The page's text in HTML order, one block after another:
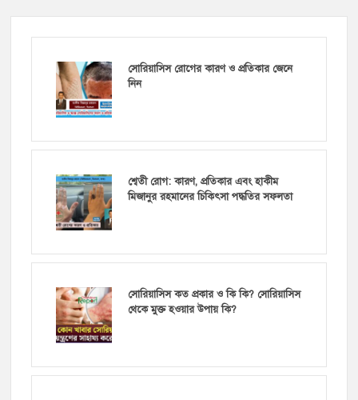
সোরিয়াসিস রোগের কারণ ও প্রতিকার জেনে
নিন
শ্বেতী রোগ: কারণ, প্রতিকার এবং হাকীম
মিজানুর রহমানের চিকিৎসা পদ্ধতির সফলতা
সোরিয়াসিস কত প্রকার ও কি কি? সোরিয়াসিস
থেকে মুক্ত হওয়ার উপায় কি?